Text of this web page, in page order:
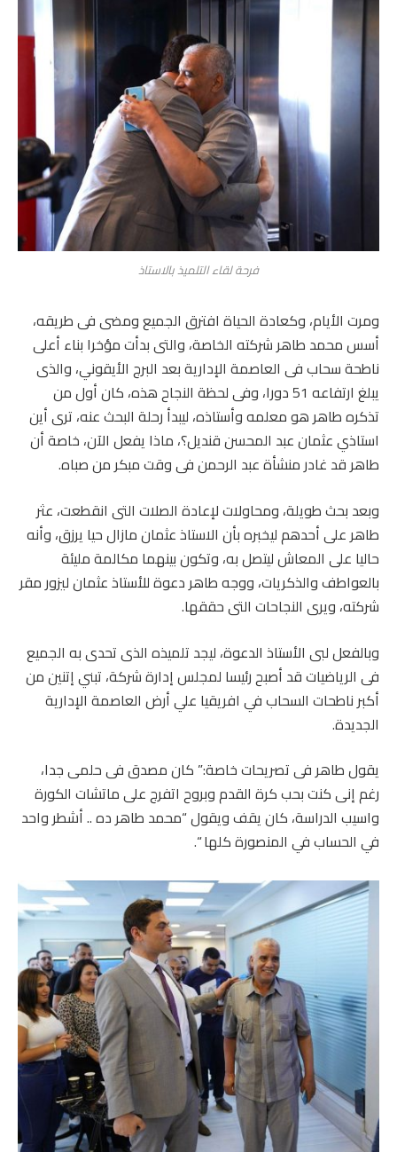
فرحة لقاء التلميذ بالاستاذ
‎ومرت الأيام، وكعادة الحياة افترق الجميع ومضى فى طريقه،
أسس محمد طاهر شركته الخاصة، والتى بدأت مؤخرا بناء أعلى
ناطحة سحاب فى العاصمة الإدارية بعد البرج الأيقوني، والذى
يبلغ ارتفاعه 51 دورا، وفى لحظة النجاح هذه، كان أول من
تذكره طاهر هو معلمه وأستاذه، ليبدأ رحلة البحث عنه، ترى أين
استاذي عثمان عبد المحسن قنديل؟، ماذا يفعل الآن، خاصة أن
طاهر قد غادر منشأة عبد الرحمن فى وقت مبكر من صباه.
وبعد بحث طويلة، ومحاولات لإعادة الصلات التى انقطعت، عثر
طاهر على أحدهم ليخبره بأن الاستاذ عثمان مازال حيا يرزق، وأنه
حاليا على المعاش ليتصل به، وتكون بينهما مكالمة مليئة
بالعواطف والذكريات، ووجه طاهر دعوة للأستاذ عثمان ليزور مقر
شركته، ويرى النجاحات التى حققها.
‎وبالفعل لبى الأستاذ الدعوة، ليجد تلميذه الذى تحدى به الجميع
فى الرياضيات قد أصبح رئيسا لمجلس إدارة شركة، تبني إتنين من
أكبر ناطحات السحاب في افريقيا علي أرض العاصمة الإدارية
الجديدة.
يقول طاهر فى تصريحات خاصة:” كان مصدق فى حلمى جدا،
رغم إنى كنت بحب كرة القدم وبروح اتفرج على ماتشات الكورة
واسيب الدراسة، كان يقف ويقول “محمد طاهر ده .. أشطر واحد
في الحساب في المنصورة كلها “.